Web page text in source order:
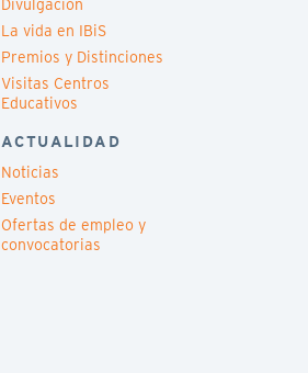
Divulgación
La vida en IBiS
Premios y Distinciones
Visitas Centros
Educativos
ACTUALIDAD
Noticias
Eventos
Ofertas de empleo y
convocatorias